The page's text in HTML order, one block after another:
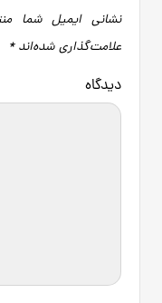
نشانی ایمیل شما
علامت‌گذاری شده‌اند*